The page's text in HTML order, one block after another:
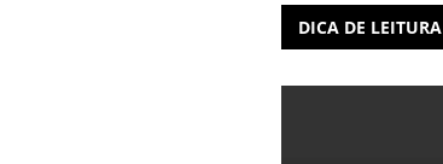
DICA DE LEITURA